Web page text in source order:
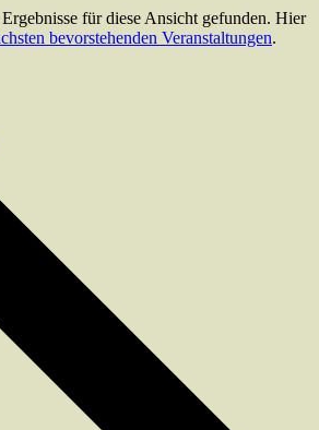
für diese Ansicht gefunden. Hier
bevorstehenden Veranstaltungen.